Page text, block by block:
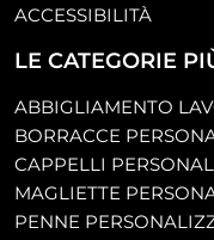
ACCESSIBILITÀ
LE CATEGORIE
ABBIGLIAMENTO
BORRACCE
CAPPELLI
MAGLIETTE
PENNE